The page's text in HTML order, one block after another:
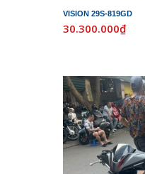
VISION 29S-819GD
30.300.000₫